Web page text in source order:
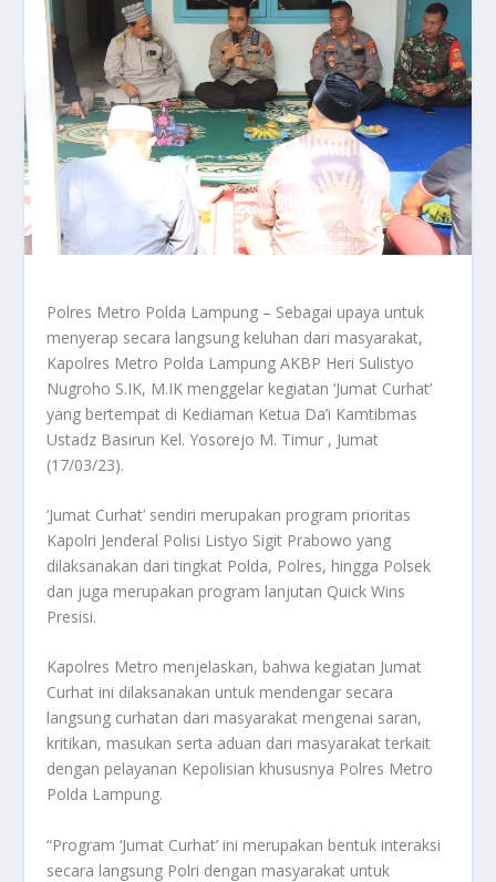
Polres Metro Polda Lampung – Sebagai upaya untuk
menyerap secara langsung keluhan dari masyarakat,
Kapolres Metro Polda Lampung AKBP Heri Sulistyo
Nugroho S.IK, M.IK menggelar kegiatan ‘Jumat Curhat’
yang bertempat di Kediaman Ketua Da’i Kamtibmas
Ustadz Basirun Kel. Yosorejo M. Timur , Jumat
(17/03/23).
‘Jumat Curhat’ sendiri merupakan program prioritas
Kapolri Jenderal Polisi Listyo Sigit Prabowo yang
dilaksanakan dari tingkat Polda, Polres, hingga Polsek
dan juga merupakan program lanjutan Quick Wins
Presisi.
Kapolres Metro menjelaskan, bahwa kegiatan Jumat
Curhat ini dilaksanakan untuk mendengar secara
langsung curhatan dari masyarakat mengenai saran,
kritikan, masukan serta aduan dari masyarakat terkait
dengan pelayanan Kepolisian khususnya Polres Metro
Polda Lampung.
“Program ‘Jumat Curhat’ ini merupakan bentuk interaksi
secara langsung Polri dengan masyarakat untuk